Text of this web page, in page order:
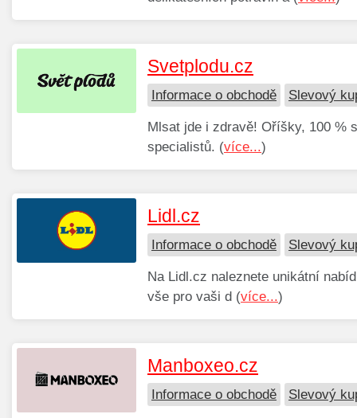
Svetplodu.cz
Informace o obchodě Slevový
Mlsat jde i zdravě! Oříšky, 100 %
specialistů. (více...)
Lidl.cz
Informace o obchodě Slevový
Na Lidl.cz naleznete unikátní
vše pro vaši d (více...)
Manboxeo.cz
Informace o obchodě Slevový